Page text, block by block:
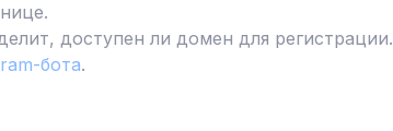
доступен ли домен для регистрации.
бота.